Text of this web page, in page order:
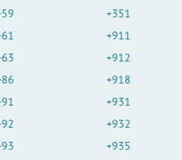
+351
+911
+912
+918
+931
+932
+935